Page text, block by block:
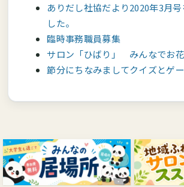
ありだし社協だより2020年3月
した。
臨時事務職員募集
サロン「ひばり」 みんなでお
節分にちなみましてクイズとゲ